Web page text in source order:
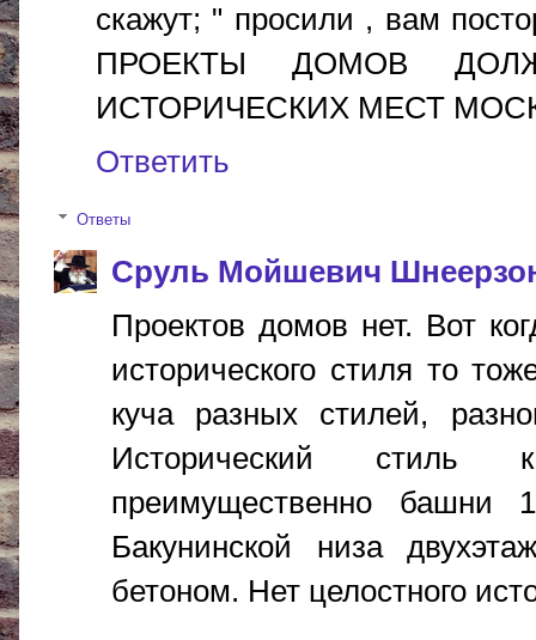
скажут; " просили , вам
ПРОЕКТЫ ДОМОВ
ИСТОРИЧЕСКИХ МЕСТ
Ответить
Ответы
Сруль Мойшевич
Проектов домов нет. Вот
исторического стиля то
куча разных стилей,
Исторический стиль
преимущественно
Бакунинской низа
бетоном. Нет целостного